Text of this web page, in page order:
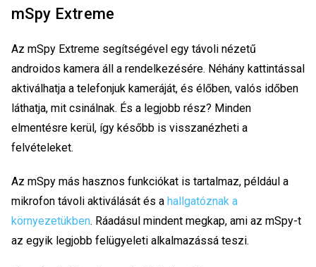
mSpy Extreme
Az mSpy Extreme segítségével egy távoli nézetű
androidos kamera áll a rendelkezésére. Néhány kattintással
aktiválhatja a telefonjuk kameráját, és élőben, valós időben
láthatja, mit csinálnak. És a legjobb rész? Minden
elmentésre kerül, így később is visszanézheti a
felvételeket.
Az mSpy más hasznos funkciókat is tartalmaz, például a
mikrofon távoli aktiválását és a hallgatóznak a
környezetükben. Ráadásul mindent megkap, ami az mSpy-t
az egyik legjobb felügyeleti alkalmazássá teszi.